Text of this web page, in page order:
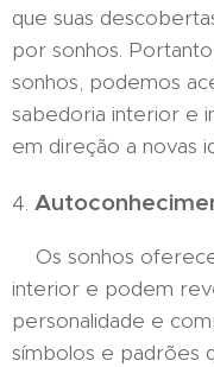
que suas
por sonhos.
sonhos, podemos
sabedoria interior e
em direção a novas
4.
Os sonhos
interior e podem
personalidade e
símbolos e padrões